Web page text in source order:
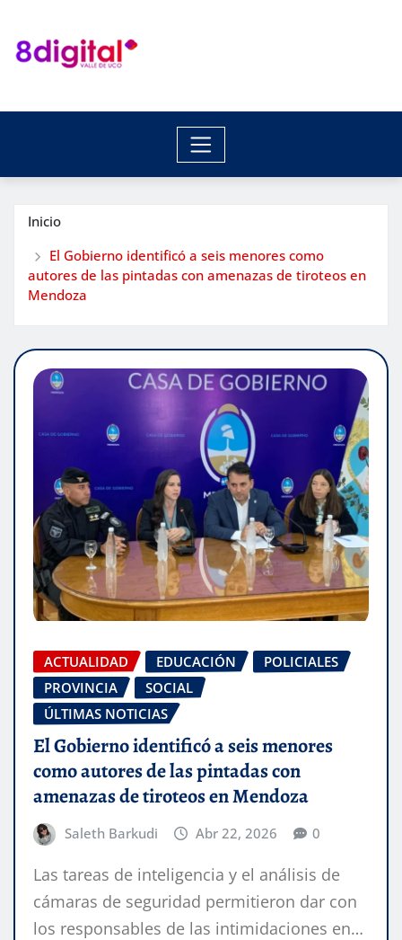
contenido
Inicio
El Gobierno identificó a seis menores como
autores de las pintadas con amenazas de tiroteos en
Mendoza
ACTUALIDAD EDUCACIÓN
POLICIALES
PROVINCIA
SOCIAL
ÚLTIMAS NOTICIAS
El Gobierno identificó a seis menores
como autores de las pintadas con
amenazas de tiroteos en Mendoza
Saleth Barkudi Abr 22, 2026 0
Las tareas de inteligencia y el análisis de
cámaras de seguridad permitieron dar con
los responsables de las intimidaciones en…